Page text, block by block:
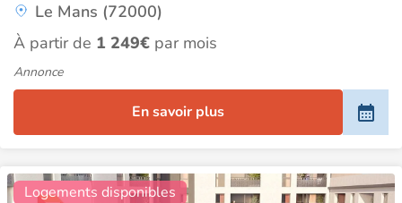
Le Mans (72000)
À partir de 1 249€ par mois
Annonce
En savoir plus
Logements disponibles